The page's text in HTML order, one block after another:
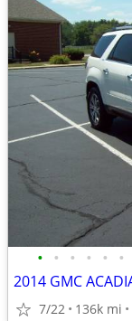
• • • • • •
7/22 136k mi